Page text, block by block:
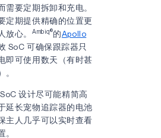
需要定期拆卸和充电。
定期提供精确的位置更
放心。
Ambiq®的Apollo
SoC 可确保跟踪器只
即可使用数天（有时甚
。
设计尽可能精简高
延长宠物追踪器的电池
主人几乎可以实时查看
。